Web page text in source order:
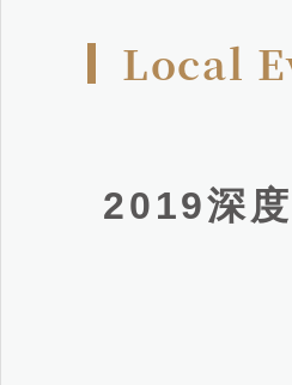
Local
2019深